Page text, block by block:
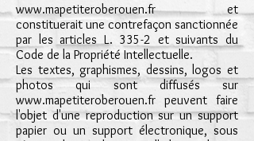
www.mapetiteroberouen.fret
constituerait une contrefaçon sanctionnée
par les articles L. 335-2 et suivants du
Code de la Propriété Intellectuelle.
Les textes, graphismes, dessins, logos et
photos qui sont diffusés sur
www.mapetiteroberouen.fr peuvent faire
l'objet d'une reproduction sur un support
papier ou un support électronique, sous